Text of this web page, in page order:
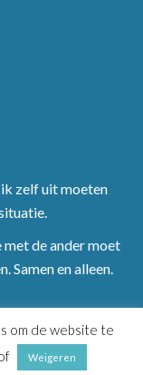
zelf uit moeten
met de ander moet
Samen en alleen.
om de website te
Weigeren